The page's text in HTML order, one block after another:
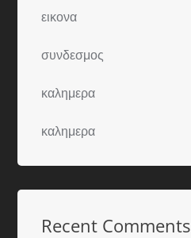
εικονα
συνδεσμος
καλημερα
καλημερα
Recent Comments